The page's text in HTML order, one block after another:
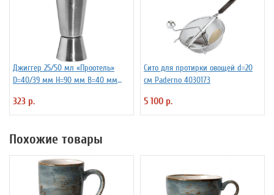
Джиггер 25/50 мл «Проотель»
D=40/39 мм H=90 мм B=40 мм
323 р.
Сито для протирки овощей d=20
см Paderno 4030173
5 100 р.
Похожие товары